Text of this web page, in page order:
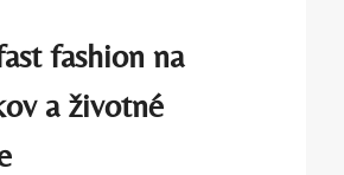
fashion na
a životné